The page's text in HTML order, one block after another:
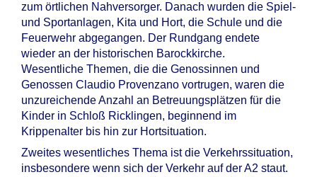
zum örtlichen Nahversorger. Danach wurden die Spiel-
und Sportanlagen, Kita und Hort, die Schule und die
Feuerwehr abgegangen. Der Rundgang endete
wieder an der historischen Barockkirche.
Wesentliche Themen, die die Genossinnen und
Genossen Claudio Provenzano vortrugen, waren die
unzureichende Anzahl an Betreuungsplätzen für die
Kinder in Schloß Ricklingen, beginnend im
Krippenalter bis hin zur Hortsituation.
Zweites wesentliches Thema ist die Verkehrssituation,
insbesondere wenn sich der Verkehr auf der A2 staut.